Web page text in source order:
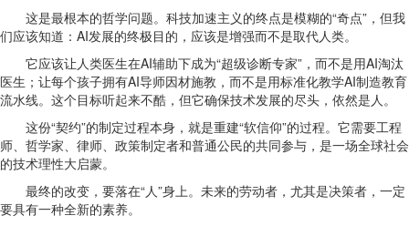
这是最根本的哲学问题。科技加速主义的终点是模糊的“奇点”，但我
们应该知道：AI发展的终极目的，应该是增强而不是取代人类。
它应该让人类医生在AI辅助下成为“超级诊断专家”，而不是用AI淘汰
医生；让每个孩子拥有AI导师因材施教，而不是用标准化教学AI制造教育
流水线。这个目标听起来不酷，但它确保技术发展的尽头，依然是人。
这份“契约”的制定过程本身，就是重建“软信仰”的过程。它需要工程
师、哲学家、律师、政策制定者和普通公民的共同参与，是一场全球社会
的技术理性大启蒙。
最终的改变，要落在“人”身上。未来的劳动者，尤其是决策者，一定
要具有一种全新的素养。